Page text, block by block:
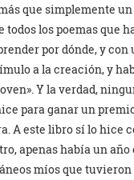
que simplemente
los poemas que
por dónde, y
a la creación, y
Y la verdad,
para ganar un
A este libro sí lo hice
apenas había un
míos que